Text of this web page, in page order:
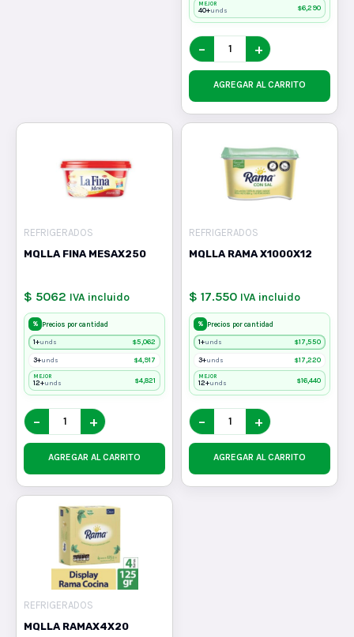
MEJOR
40+unds $6,290
− +
AGREGAR AL CARRITO
REFRIGERADOS
MQLLA FINA MESAX250
$ 5062 IVA incluido
% Precios por cantidad
1+unds $5,062
3+unds $4,917
MEJOR
12+unds $4,821
− +
AGREGAR AL CARRITO
REFRIGERADOS
MQLLA RAMA X1000X12
$ 17.550 IVA incluido
% Precios por cantidad
1+unds $17,550
3+unds $17,220
MEJOR
12+unds $16,440
− +
AGREGAR AL CARRITO
REFRIGERADOS
MQLLA RAMAX4X20